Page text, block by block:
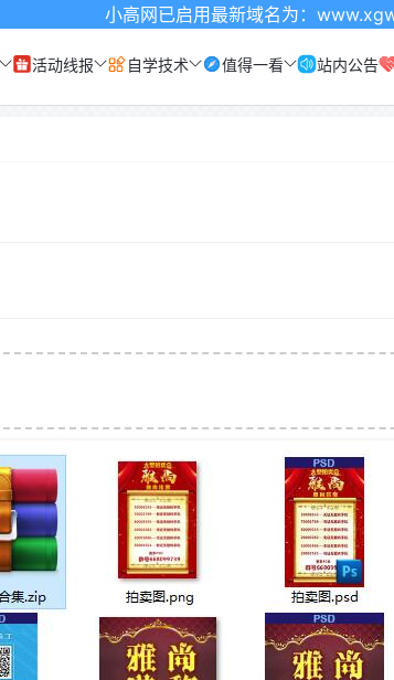
小高网已启用最新域名为：www.xgw4.com 记
活动线报 自学技术 值得一看 站内公告